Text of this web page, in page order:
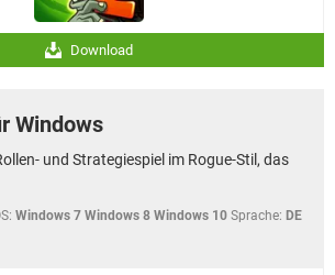
Download
Windows
und Strategiespiel im Rogue-Stil, das
Windows 7 Windows 8 Windows 10 Sprache: DE